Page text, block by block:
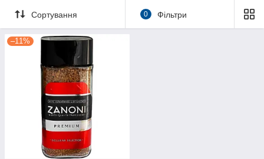
Сортування 0 Фільтри
–11%